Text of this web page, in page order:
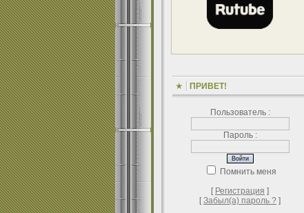
ПРИВЕТ!
Пользователь :
Пароль :
Помнить меня
[ Регистрация ]
[Забыл(а) пароль ? ]